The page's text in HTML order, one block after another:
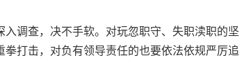
调查，决不手软。对玩忽职守、失职渎职的坚
打击，对负有领导责任的也要依法依规严厉追